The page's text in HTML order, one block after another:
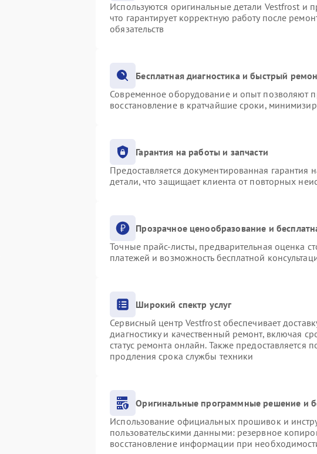
Используются оригинальные детали Vestfrost
что гарантирует корректную работу после
обязательств
Бесплатная диагностика и быстрый
Современное оборудование и опыт позволяют
восстановление в кратчайшие сроки,
Гарантия на работы и запчасти
Предоставляется документированная
детали, что защищает клиента от повторных
Прозрачное ценообразование и
Точные прайс-листы, предварительная оценка
платежей и возможность бесплатной
Широкий спектр услуг
Сервисный центр Vestfrost обеспечивает
диагностику и качественный ремонт, включая
статус ремонта онлайн. Также предоставляется
продления срока службы техники
Оригинальные программные решение и
Использование официальных прошивок и
пользовательскими данными: резервное
восстановление информации при